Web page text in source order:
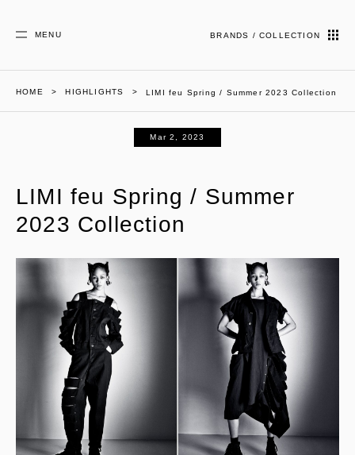
MENU BRANDS / COLLECTION
HOME HIGHLIGHTS LIMI feu Spring / Summer 2023 Collection
Mar 2, 2023
LIMI feu Spring / Summer
2023 Collection